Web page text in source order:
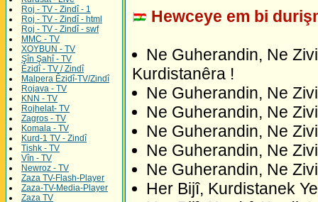
Roj - TV - Zindî - 1
Roj - TV - Zindî - html
Roj - TV - Zindî - swf
MMC - TV
XOYBUN - TV
Şîn Şahî - TV
Êzidî - TV / Zindî
Malpera Êzidî-TV/Zindî
Rojava - TV
KNN - TV
Rojhelat- TV
Zagros - TV
Komala - TV
Kurd-1 TV - Zindî
Tishk - TV
Vîn - TV
Newroz - TV
Zaza TV-Flash-Player
Zaza-TV-Media-Player
Zaza TV
Hewceye em bi
Ne Guherandin, Ne
Kurdistanêra !
Ne Guherandin, Ne
Ne Guherandin, Ne
Ne Guherandin, Ne
Ne Guherandin, Ne
Ne Guherandin, Ne
Her Bijî, Kurdistanek